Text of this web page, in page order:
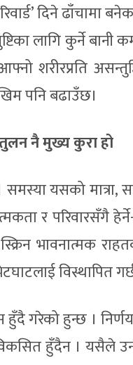
दिने ढाँचामा
लागि कुर्ने
शरीरप्रति
पनि बढाउँछ।
नै मुख्य कुरा हो
यसको मात्रा,
र परिवारसँगै
भावनात्मक
विस्थापित
गरेको हुन्छ ।
हुँदैन । यसैले